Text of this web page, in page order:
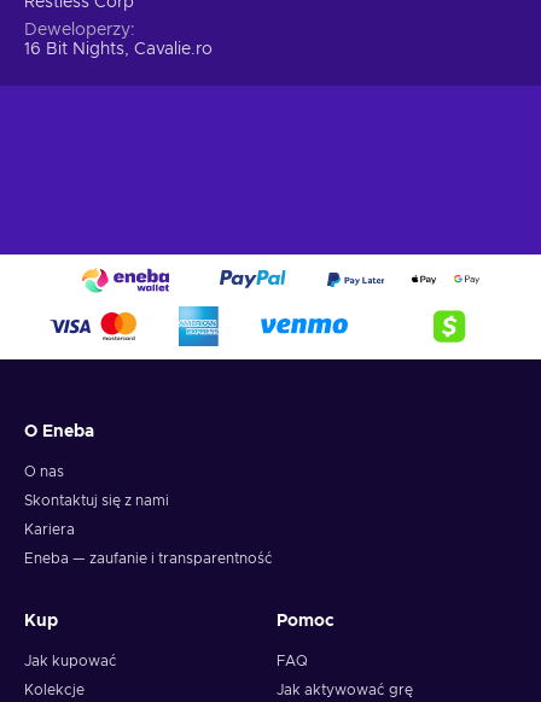
Deweloperzy
16 Bit Nights, Cavalie.ro
O Eneba
O nas
Skontaktuj się z nami
Kariera
Eneba — zaufanie i transparentność
Kup
Jak kupować
Kolekcje
Pomoc
FAQ
Jak aktywować grę